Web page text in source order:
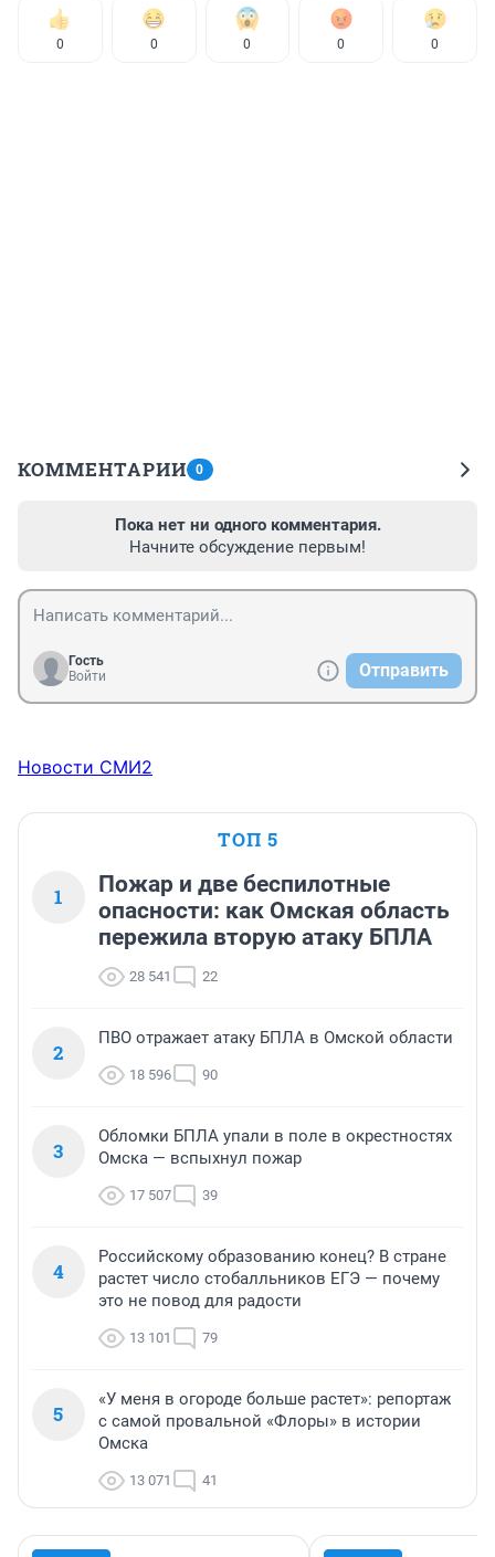
0 0 0 0 0
КОММЕНТАРИИ 0
Пока нет ни одного комментария.
Начните обсуждение первым!
Гость
Войти
Отправить
Новости СМИ2
ТОП 5
1
Пожар и две беспилотные
опасности: как Омская область
пережила вторую атаку БПЛА
28 541 22
2
ПВО отражает атаку БПЛА в Омской области
18 596 90
3
Обломки БПЛА упали в поле в окрестностях
Омска — вспыхнул пожар
17 507 39
4
Российскому образованию конец? В стране
растет число стобалльников ЕГЭ — почему
это не повод для радости
13 101 79
5
«У меня в огороде больше растет»: репортаж
с самой провальной «Флоры» в истории
Омска
13 071 41